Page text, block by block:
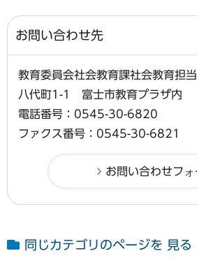
お問い合わせ先
教育委員会社会教育課社会教育担当
八代町1-1 富士市教育プラザ内
電話番号：0545-30-6820
ファクス番号：0545-30-6821
同じカテゴリのページを 見る